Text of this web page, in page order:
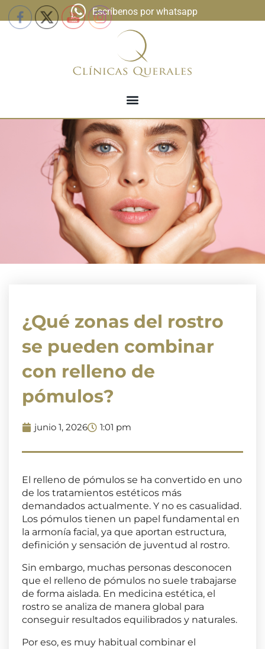
Escríbenos por whatsapp
¿Qué zonas del rostro
se pueden combinar
con relleno de
pómulos?
junio 1, 2026 1:01 pm
El relleno de pómulos se ha convertido en uno
de los tratamientos estéticos más
demandados actualmente. Y no es casualidad.
Los pómulos tienen un papel fundamental en
la armonía facial, ya que aportan estructura,
definición y sensación de juventud al rostro.
Sin embargo, muchas personas desconocen
que el relleno de pómulos no suele trabajarse
de forma aislada. En medicina estética, el
rostro se analiza de manera global para
conseguir resultados equilibrados y naturales.
Por eso, es muy habitual combinar el